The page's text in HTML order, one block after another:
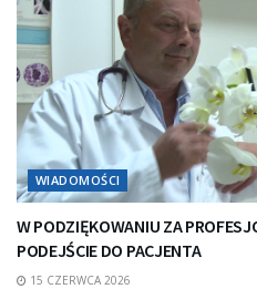
WIADOMOŚCI
W PODZIĘKOWANIU ZA
PODEJŚCIE DO PACJENTA
15 CZERWCA 2026